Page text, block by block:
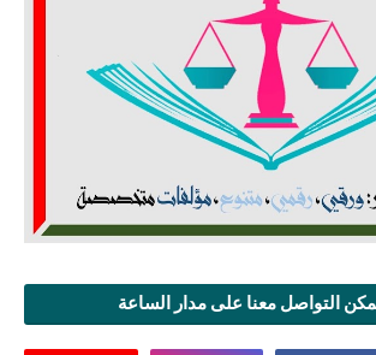
التواصل معنا على مدار الساعة